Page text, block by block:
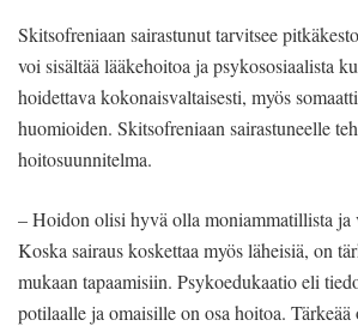
Skitsofreniaan sairastunut tarvitsee
voi sisältää lääkehoitoa ja psykososiaalista
hoidettava kokonaisvaltaisesti, myös
huomioiden. Skitsofreniaan sairastuneelle
hoitosuunnitelma.
– Hoidon olisi hyvä olla moniammatillista ja
Koska sairaus koskettaa myös läheisiä, on
mukaan tapaamisiin. Psykoedukaatio eli
potilaalle ja omaisille on osa hoitoa. Tärkeää